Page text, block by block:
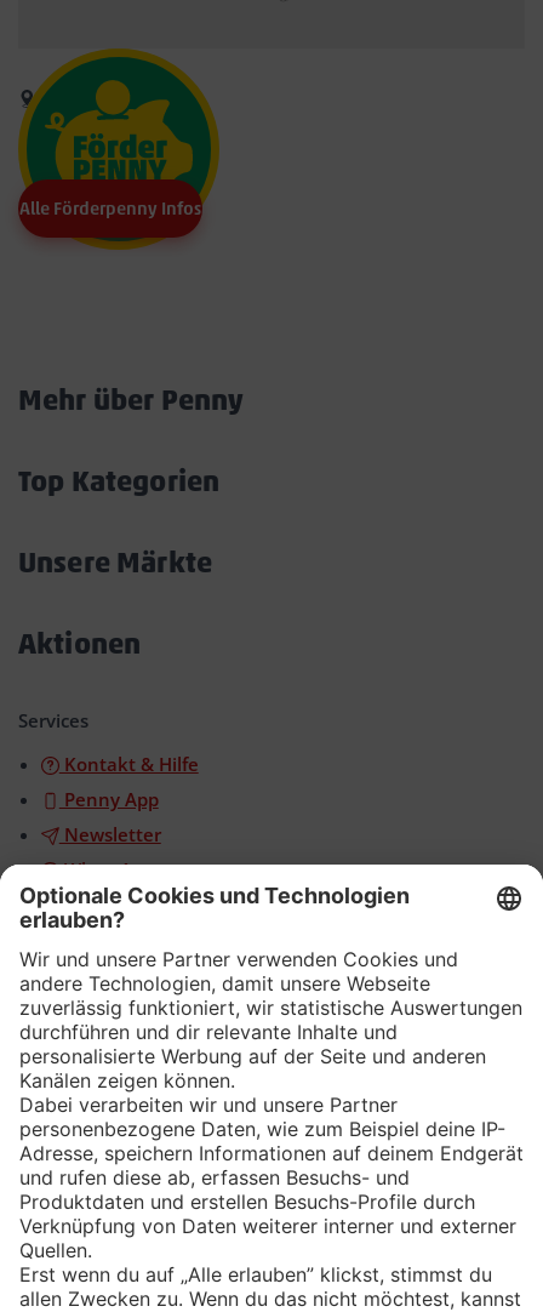
Alle Förderpenny Infos
Mehr über Penny
Top Kategorien
Unsere Märkte
Aktionen
Services
Kontakt & Hilfe
Penny App
Newsletter
WhatsApp
App